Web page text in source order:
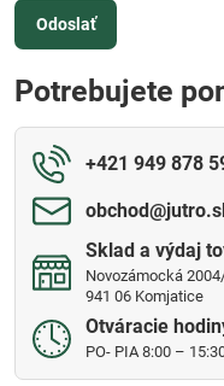
Odoslať
Potrebujete
+421 949 878
Sklad a výdaj
Novozámocká
941 06 Komjatice
Otváracie
PO- PIA 8:00 –